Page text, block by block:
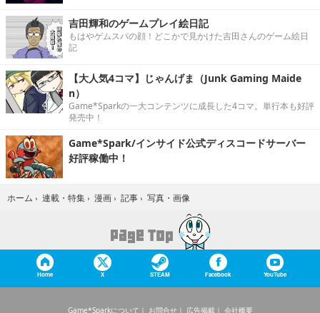
吉田輝和のゲームプレイ絵日記
もはやゲムスパの顔！どこかで見かけた吉田さんのゲーム絵日
記
【大人気4コマ】じゃんげま（Junk Gaming Maide
n）
Game*Sparkの一大コンテンツに成長した4コマ。単行本も好評
発売中！
Game*Spark/インサイド公式ディスコードサーバー
好評稼働中！
ホーム › 連載・特集 › 漫画 › 記事 › 写真・画像
Home X STEAM Facebook YouTube
Game*Sparkについて お問合せ 広告掲載 会社概要